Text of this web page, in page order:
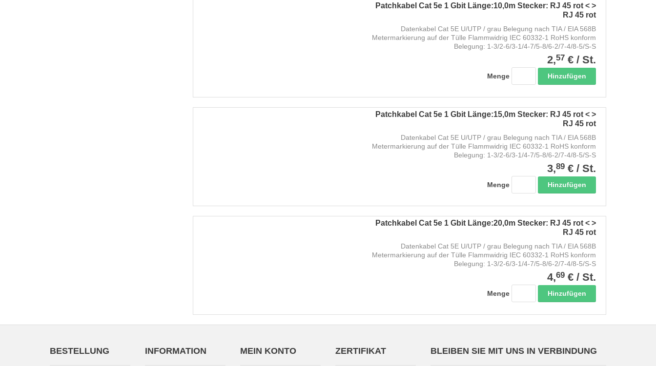
Patchkabel Cat 5e 1 Gbit Länge:10,0m Stecker: RJ 45 rot < >
RJ 45 rot
Datenkabel Cat 5E U/UTP / grau Belegung nach TIA / EIA 568B
Metermarkierung auf der Tülle Flammwidrig IEC 60332-1 RoHS konform
Belegung: 1-3/2-6/3-1/4-7/5-8/6-2/7-4/8-5/S-S
2,57 € / St.
Menge Hinzufügen
Patchkabel Cat 5e 1 Gbit Länge:15,0m Stecker: RJ 45 rot < >
RJ 45 rot
Datenkabel Cat 5E U/UTP / grau Belegung nach TIA / EIA 568B
Metermarkierung auf der Tülle Flammwidrig IEC 60332-1 RoHS konform
Belegung: 1-3/2-6/3-1/4-7/5-8/6-2/7-4/8-5/S-S
3,89 € / St.
Menge Hinzufügen
Patchkabel Cat 5e 1 Gbit Länge:20,0m Stecker: RJ 45 rot < >
RJ 45 rot
Datenkabel Cat 5E U/UTP / grau Belegung nach TIA / EIA 568B
Metermarkierung auf der Tülle Flammwidrig IEC 60332-1 RoHS konform
Belegung: 1-3/2-6/3-1/4-7/5-8/6-2/7-4/8-5/S-S
4,69 € / St.
Menge Hinzufügen
BESTELLUNG INFORMATION MEIN KONTO ZERTIFIKAT BLEIBEN SIE MIT UNS IN VERBINDUNG